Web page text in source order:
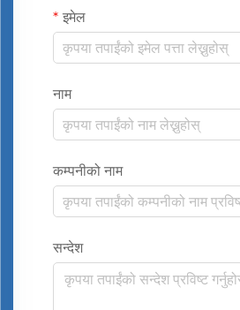
इमेल
नाम
कम्पनीको नाम
सन्देश